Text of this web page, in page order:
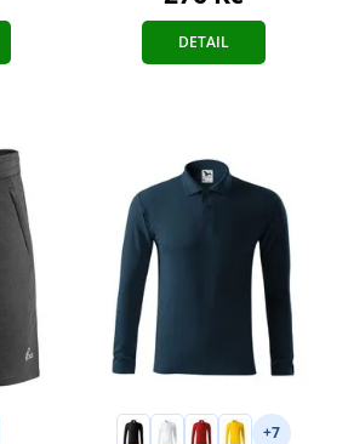
DETAIL
+7